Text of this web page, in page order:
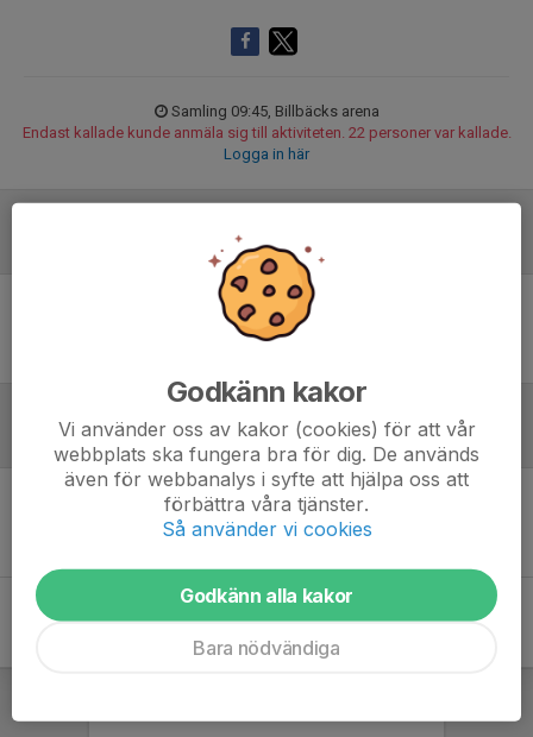
Samling 09:45, Billbäcks arena
Endast kallade kunde anmäla sig till aktiviteten. 22 personer var kallade.
Logga in här
Ingen uppställning ifylld
Referat
Inget referat skrivet
Godkänn kakor
Vi använder oss av kakor (cookies) för att vår
webbplats ska fungera bra för dig. De används
även för webbanalys i syfte att hjälpa oss att
förbättra våra tjänster.
Så använder vi cookies
Godkänn alla kakor
Bara nödvändiga